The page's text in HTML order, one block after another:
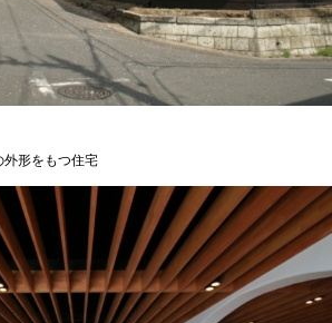
外形をもつ住宅